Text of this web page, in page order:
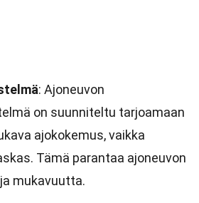
: Ajoneuvon
on suunniteltu tarjoamaan
ajokokemus, vaikka
Tämä parantaa ajoneuvon
mukavuutta.